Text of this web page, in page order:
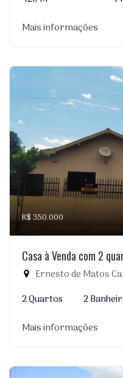
Mais informações
R$ 350.000
Casa à Venda com 2
Ernesto de Matos
2 Quartos
2
Mais informações